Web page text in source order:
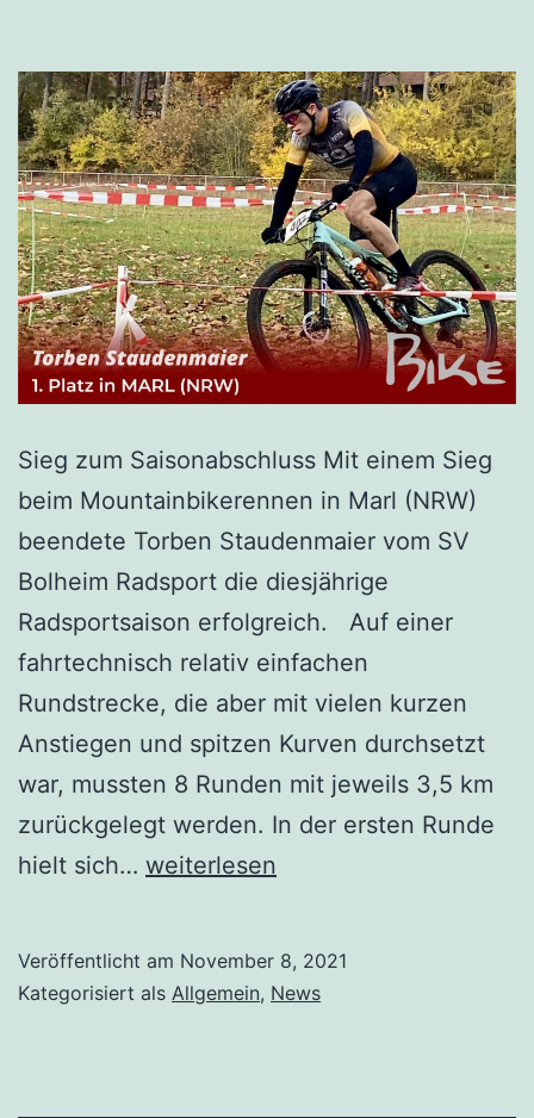
Sieg zum Saisonabschluss Mit einem Sieg
beim Mountainbikerennen in Marl (NRW)
beendete Torben Staudenmaier vom SV
Bolheim Radsport die diesjährige
Radsportsaison erfolgreich. Auf einer
fahrtechnisch relativ einfachen
Rundstrecke, die aber mit vielen kurzen
Anstiegen und spitzen Kurven durchsetzt
war, mussten 8 Runden mit jeweils 3,5 km
zurückgelegt werden. In der ersten Runde
hielt sich… weiterlesen
Veröffentlicht am November 8, 2021
Kategorisiert als Allgemein, News